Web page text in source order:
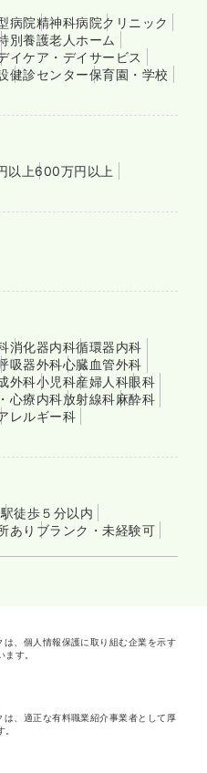
病院精神科病院クリニック
別養護老人ホーム
イケア・デイサービス
健診センター保育園・学校
以上600万円以上
消化器内科循環器内科
吸器外科心臓血管外科
外科小児科産婦人科眼科
心療内科放射線科麻酔科
レルギー科
駅徒歩５分以内
あり ブランク・未経験可
、個人情報保護に取り組む企業を示す
す。
、適正な有料職業紹介事業者として厚